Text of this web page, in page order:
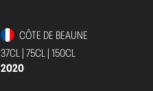
CÔTE DE BEAUNE
37CL
75CL |150CL
2020